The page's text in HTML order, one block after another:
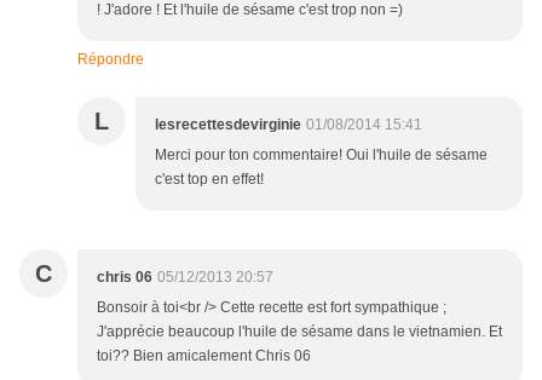
! J'adore ! Et l'huile de sésame c'est trop non =)
Répondre
L lesrecettesdevirginie 01/08/2014 15:41
Merci pour ton commentaire! Oui l'huile de sésame
c'est top en effet!
C chris 06 05/12/2013 20:57
Bonsoir à toi<br /> Cette recette est fort sympathique ;
J'apprécie beaucoup l'huile de sésame dans le vietnamien. Et
toi?? Bien amicalement Chris 06